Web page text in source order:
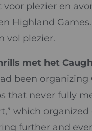
plezier en
Highland
vol plezier.
met het
been
that never fully
which
further and